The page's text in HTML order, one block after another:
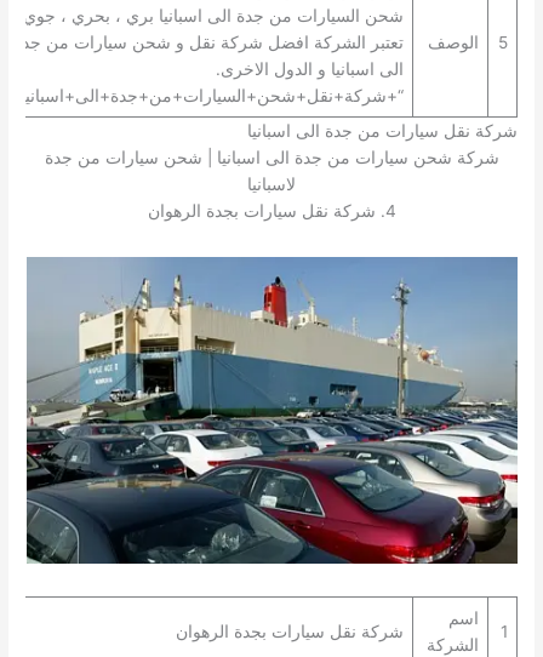
5 الوصف
شحن السيارات من جدة الى اسبانيا بري ، بحري ، جوي.
تعتبر الشركة افضل شركة نقل و شحن سيارات من جدة
الى اسبانيا و الدول الاخرى.
“+شركة+نقل+شحن+السيارات+من+جدة+الى+اسبانيا+”
شركة نقل سيارات من جدة الى اسبانيا
شركة شحن سيارات من جدة الى اسبانيا | شحن سيارات من جدة
لاسبانيا
4. شركة نقل سيارات بجدة الرهوان
1
اسم
الشركة
شركة نقل سيارات بجدة الرهوان